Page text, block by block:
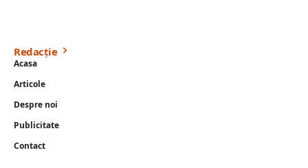
Redacție
Acasa
Articole
Despre noi
Publicitate
Contact